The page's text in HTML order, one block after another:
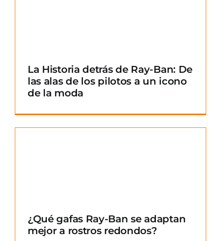
La Historia detrás de Ray-Ban: De
las alas de los pilotos a un icono
de la moda
¿Qué gafas Ray-Ban se adaptan
mejor a rostros redondos?